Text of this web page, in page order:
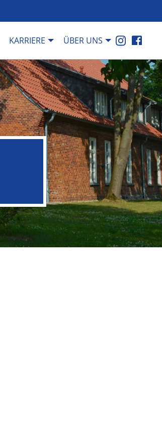
KARRIERE ÜBER UNS